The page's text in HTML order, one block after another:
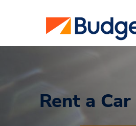
Rent a Car